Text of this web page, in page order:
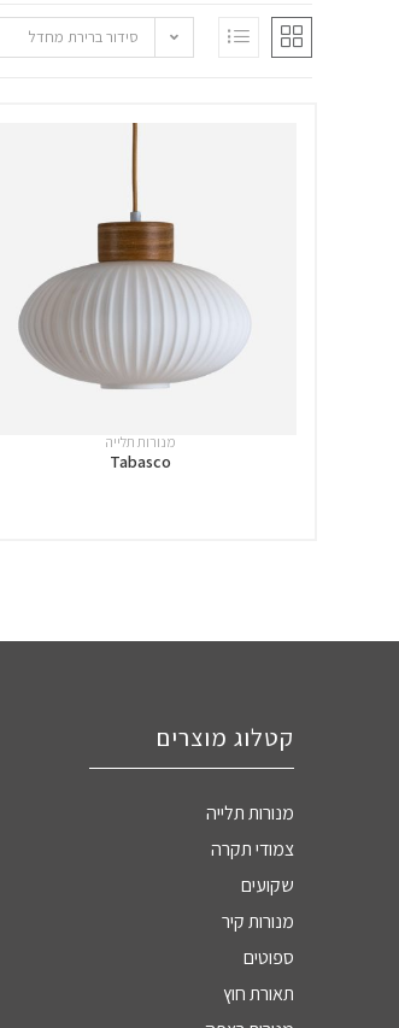
סידור ברירת מחדל
מנורות תלייה
Tabasco
קטלוג מוצרים
מנורות תלייה
צמודי תקרה
שקועים
מנורות קיר
ספוטים
תאורת חוץ